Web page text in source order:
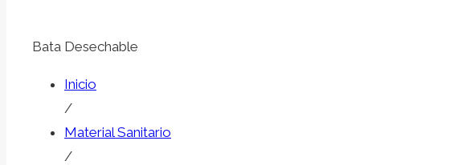
Bata Desechable
Inicio
/
Material Sanitario
/